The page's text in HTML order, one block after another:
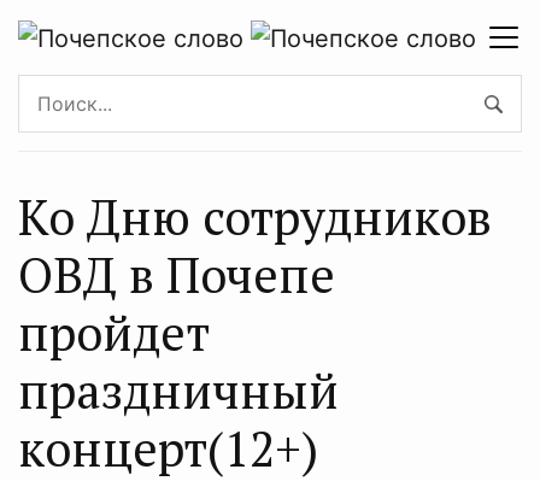
Ко Дню сотрудников
ОВД в Почепе
пройдет
праздничный
концерт(12+)